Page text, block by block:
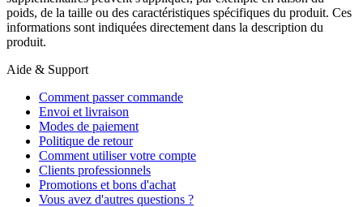
poids, de la taille ou des caractéristiques spécifiques du produit. Ces
informations sont indiquées directement dans la description du
produit.
Aide & Support
Comment passer commande
Envoi et livraison
Modes de paiement
Politique de retour
Comment utiliser votre compte
Clients professionnels
Promotions et bons d'achat
Vous avez d'autres questions ?